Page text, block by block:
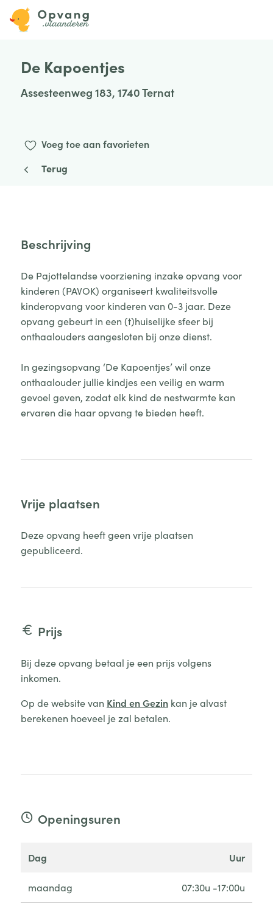
De Kapoentjes
Assesteenweg 183, 1740 Ternat
Voeg toe aan favorieten
Terug
Beschrijving
De Pajottelandse voorziening inzake opvang voor
kinderen (PAVOK) organiseert kwaliteitsvolle
kinderopvang voor kinderen van 0-3 jaar. Deze
opvang gebeurt in een (t)huiselijke sfeer bij
onthaalouders aangesloten bij onze dienst.
In gezingsopvang ‘De Kapoentjes’ wil onze
onthaalouder jullie kindjes een veilig en warm
gevoel geven, zodat elk kind de nestwarmte kan
ervaren die haar opvang te bieden heeft.
Vrije plaatsen
Deze opvang heeft geen vrije plaatsen
gepubliceerd.
Prijs
Bij deze opvang betaal je een prijs volgens
inkomen.
Op de website van Kind en Gezinkan je alvast
berekenen hoeveel je zal betalen.
Openingsuren
dag uur
maandag 07:30u -17:00u